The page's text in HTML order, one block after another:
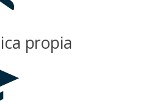
propia